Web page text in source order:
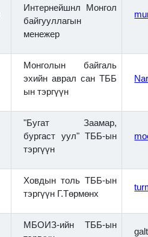
Интернейшнл Монгол
байгууллагын
менежер
Монголын байгаль
эхийн аврал сан ТББ
ын тэргүүн
"Бугат Заамар,
бургаст уул" ТББ-ын
тэргүүн
Ховдын толь ТББ-ын
тэргүүн Г.Төрмөнх
МБОИЗ-ийн ТББ-ын